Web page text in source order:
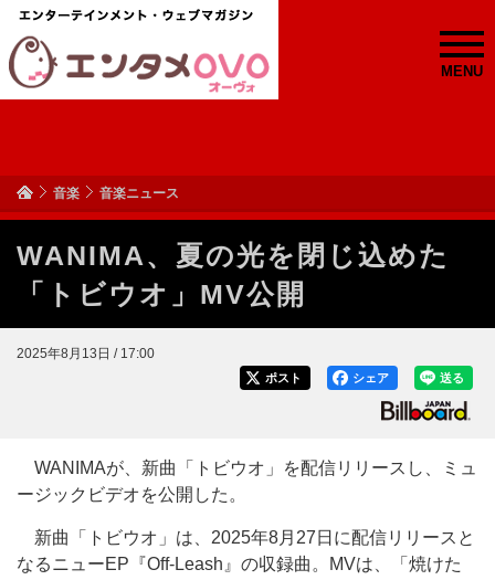
MENU
音楽 音楽ニュース
WANIMA、夏の光を閉じ込めた
「トビウオ」MV公開
2025年8月13日 / 17:00
送る
シェア
ポスト
WANIMAが、新曲「トビウオ」を配信リリースし、ミュ
ージックビデオを公開した。
新曲「トビウオ」は、2025年8月27日に配信リリースと
なるニューEP『Off-Leash』の収録曲。MVは、「焼けた